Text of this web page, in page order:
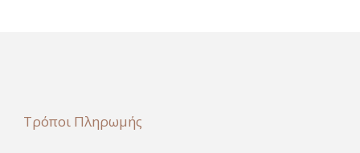
Τρόποι Πληρωμής